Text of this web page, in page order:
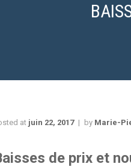
at juin 22, 2017 by Marie-
de prix et